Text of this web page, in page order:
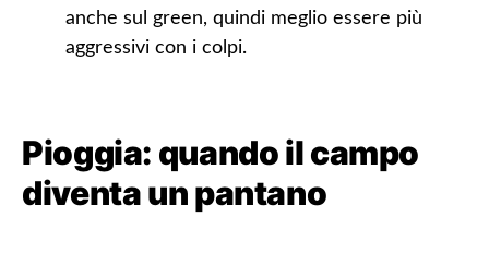
anche sul green, quindi meglio essere più
aggressivi con i colpi.
Pioggia: quando il campo
diventa un pantano